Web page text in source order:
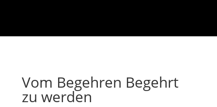
Vom Begehren Begehrt
zu werden